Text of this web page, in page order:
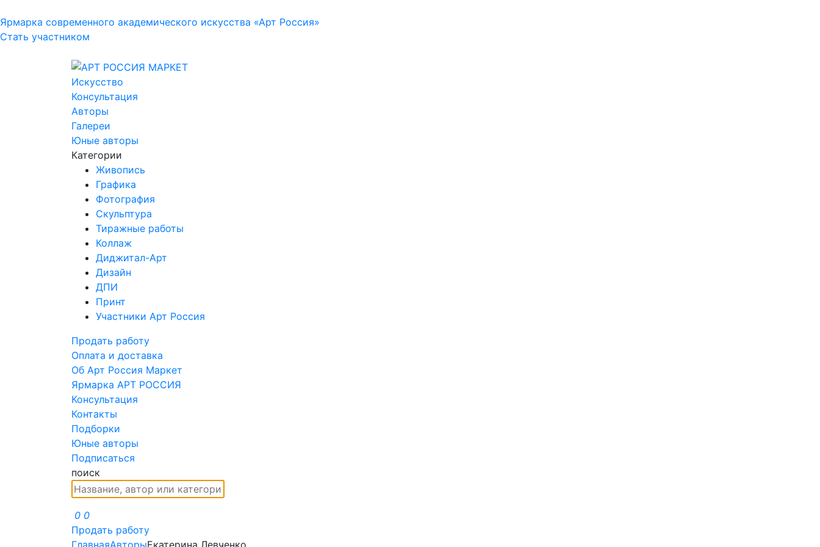
Ярмарка современного академического искусства «Арт Россия»
Стать участником
Искусство
Консультация
Авторы
Галереи
Юные авторы
Категории
Живопись
Графика
Фотография
Скульптура
Тиражные работы
Коллаж
Диджитал-Арт
Дизайн
ДПИ
Принт
Участники Арт Россия
Продать работу
Оплата и доставка
Об Арт Россия Маркет
Ярмарка АРТ РОССИЯ
Консультация
Контакты
Подборки
Юные авторы
Подписаться
поиск
0 0
Продать работу
ГлавнаяАвторыЕкатерина Левченко